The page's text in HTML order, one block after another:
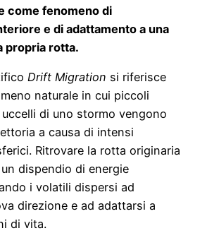
come fenomeno di
e di adattamento a una
propria rotta.
Drift Migration si riferisce
naturale in cui piccoli
di uno stormo vengono
a causa di intensi
Ritrovare la rotta originaria
dispendio di energie
i volatili dispersi ad
direzione e ad adattarsi a
di vita.